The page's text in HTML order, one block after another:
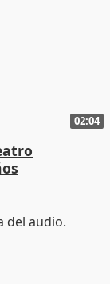
02:04